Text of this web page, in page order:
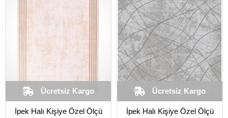
İpek Halı Kişiye Özel Ölçü
Ücretsiz Kargo
İpek Halı Kişiye Özel Ölçü
Ücretsiz Kargo